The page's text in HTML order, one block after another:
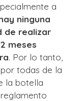
a
ninguna
de realizar
meses
. Por lo tanto,
todas de la
la botella